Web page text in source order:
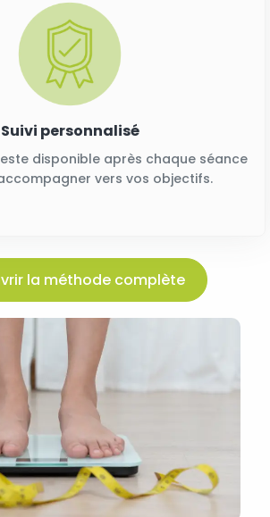
Suivi personnalisé
disponible après chaque séance
vers vos objectifs.
la méthode complète